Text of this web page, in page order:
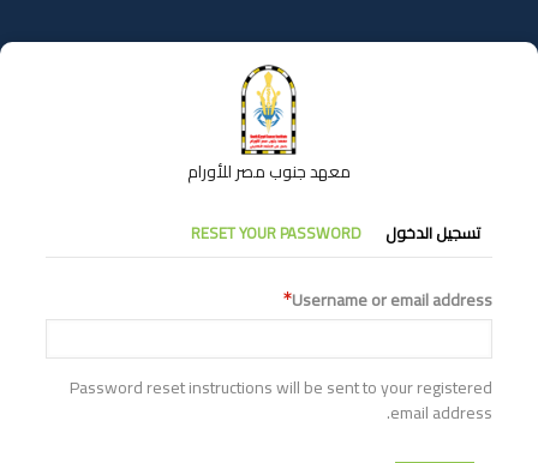
إلى
المحتوى
معهد جنوب مصر للأورام
التبويبات
الأساسية
تسجيل الدخول RESET YOUR PASSWORD
Username or email address
Password reset instructions will be sent to your registered
email address.